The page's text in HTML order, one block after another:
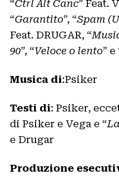
“Ctrl Alt Canc” Feat.
“Garantito”, “Spam
Feat. DRUGAR, “
90”, “Veloce o lento” e
Musica di:Psiker
Testi di: Psiker,
di Psiker e Vega e “
e Drugar
Produzione